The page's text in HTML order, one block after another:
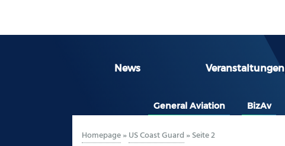
News Veranstaltungen
General Aviation BizAv
Homepage»US Coast Guard »Seite 2